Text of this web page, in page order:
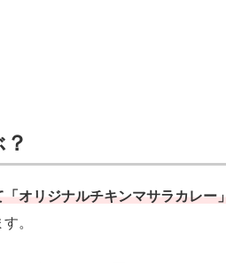
オリジナルチキンマサラカレー
。